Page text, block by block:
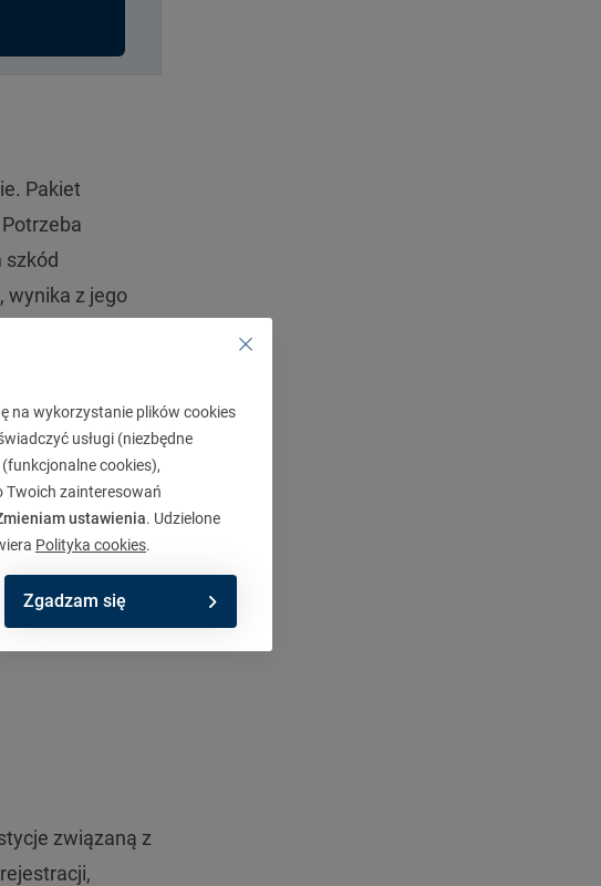
Pakiet
szkód
wynika z jego
na podstawie
oraz
na pomoc w
związaną z
na wykorzystanie plików cookies
usługi (niezbędne
cookies),
Twoich zainteresowań
ustawienia. Udzielone
Polityka cookies.
Zgadzam się